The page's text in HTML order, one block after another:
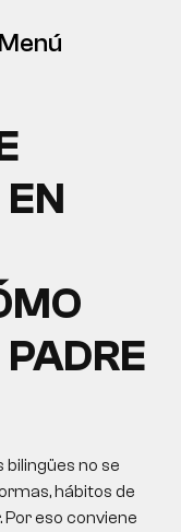
Menú
no se
hábitos de
eso conviene